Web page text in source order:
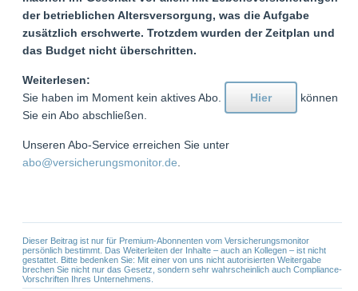
der betrieblichen Altersversorgung, was die Aufgabe
zusätzlich erschwerte. Trotzdem wurden der Zeitplan und
das Budget nicht überschritten.
Weiterlesen:
Sie haben im Moment kein aktives Abo.
Hier
können
Sie ein Abo abschließen.
Unseren Abo-Service erreichen Sie unter
abo@versicherungsmonitor.de
Dieser Beitrag ist nur für Premium-Abonnenten vom Versicherungsmonitor
persönlich bestimmt. Das Weiterleiten der Inhalte – auch an Kollegen – ist nicht
gestattet. Bitte bedenken Sie: Mit einer von uns nicht autorisierten Weitergabe
brechen Sie nicht nur das Gesetz, sondern sehr wahrscheinlich auch Compliance-
Vorschriften Ihres Unternehmens.